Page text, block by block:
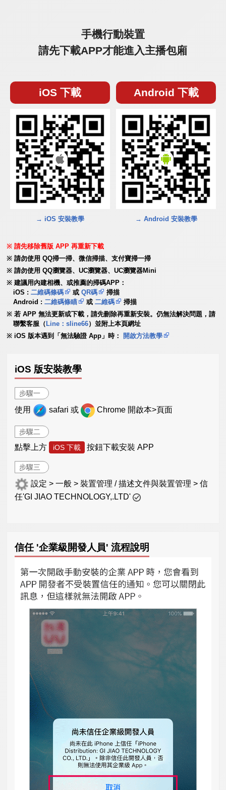
手機行動裝置
請先下載APP才能進入主播包廂
iOS 下載
→ iOS 安裝教學
Android 下載
→ Android 安裝教學
請先移除舊版 APP 再重新下載
請勿使用 QQ掃一掃、微信掃描、支付寶掃一掃
請勿使用 QQ瀏覽器、UC瀏覽器、UC瀏覽器Mini
建議用內建相機、或推薦的掃碼APP：
iOS :二維碼條碼 或QR碼
掃描
Android :二維碼條瞄 或二維碼
掃描
若 APP 無法更新或下載，請先刪除再重新安裝。仍無法解決問題，請
聯繫客服（ Line：sline66）並附上本頁網址
iOS 版本遇到「無法驗證 App」時：
開啟方法教學
iOS 版安裝教學
步驟一
使用 safari 或 Chrome 開啟本>頁面
步驟二
點擊上方 iOS 下載 按鈕下載安裝 APP
步驟三
設定 > 一般 > 裝置管理 / 描述文件與裝置管理 > 信
任'GI JIAO TECHNOLOGY,.LTD'
信任 '企業級開發人員' 流程說明